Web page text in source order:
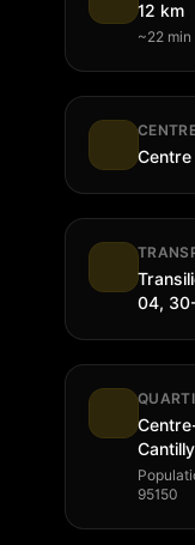
12 km
~22
04,
Cantilly
95150